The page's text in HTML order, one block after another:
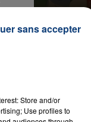
ELTON JOHN
Cold
Store and/or
Use profiles to
sans accepter